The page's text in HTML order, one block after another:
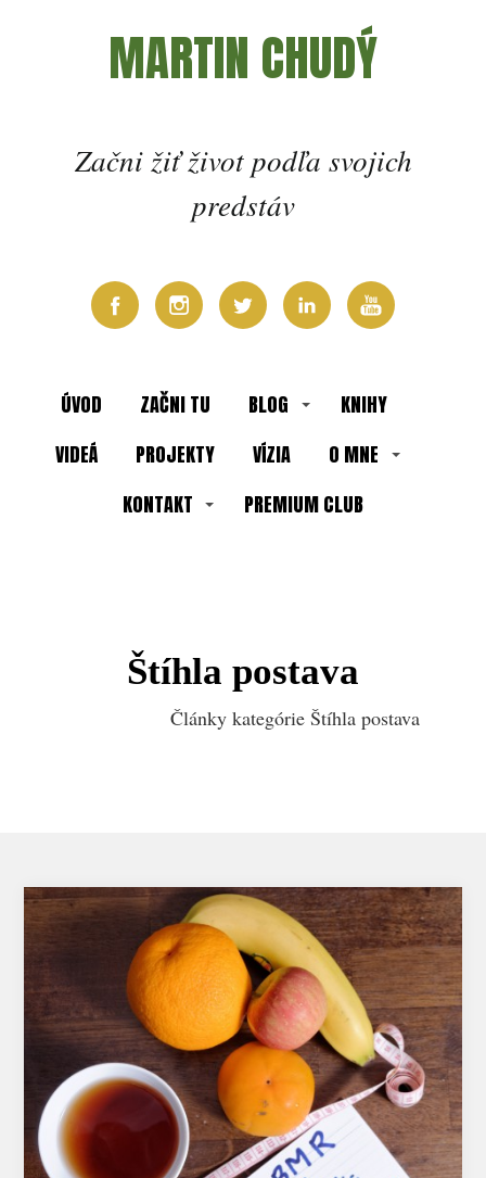
MARTIN CHUDÝ
Začni žiť život podľa svojich
predstáv
ÚVOD ZAČNI TU BLOG
KNIHY
VIDEÁ
PROJEKTY VÍZIA
O MNE
KONTAKT
PREMIUM CLUB
Štíhla postava
Články kategórie Štíhla postava